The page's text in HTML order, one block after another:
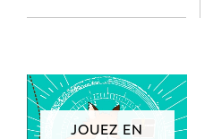
JOUEZ EN